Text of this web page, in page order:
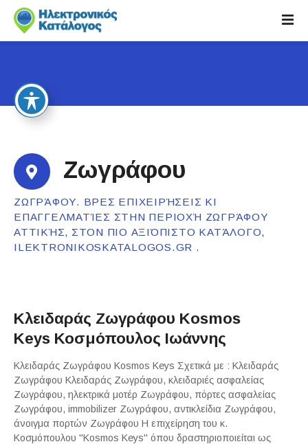
i
c
Ζωγράφου
ΖΩΓΡΆΦΟΥ. ΒΡΕΣ ΕΠΙΧΕΙΡΉΣΕΙΣ ΚΙ
ΕΠΑΓΓΕΛΜΑΤΊΕΣ ΣΤΗΝ ΠΕΡΙΟΧΉ ΖΩΓΡΆΦΟΥ
ΑΤΤΙΚΉΣ, ΣΤΟΝ ΠΙΟ ΑΞΙΌΠΙΣΤΟ ΚΑΤΆΛΟΓΟ,
ILEKTRONIKOSKATALOGOS.GR .
Κλειδαράς Ζωγράφου Kosmos
Keys Κοσμόπουλος Ιωάννης
Κλειδαράς Ζωγράφου Kosmos Keys Σχετικά με : Κλειδαράς
Ζωγράφου Κλειδαράς Ζωγράφου, κλειδαριές ασφαλείας
Ζωγράφου, ηλεκτρικά μοτέρ Ζωγράφου, πόρτες ασφαλείας
Ζωγράφου, immobilizer Ζωγράφου, αντικλείδια Ζωγράφου,
άνοιγμα πορτών Ζωγράφου Η επιχείρηση του κ.
Κοσμόπουλου "Kosmos Keys" όπου δραστηριοποιείται ως